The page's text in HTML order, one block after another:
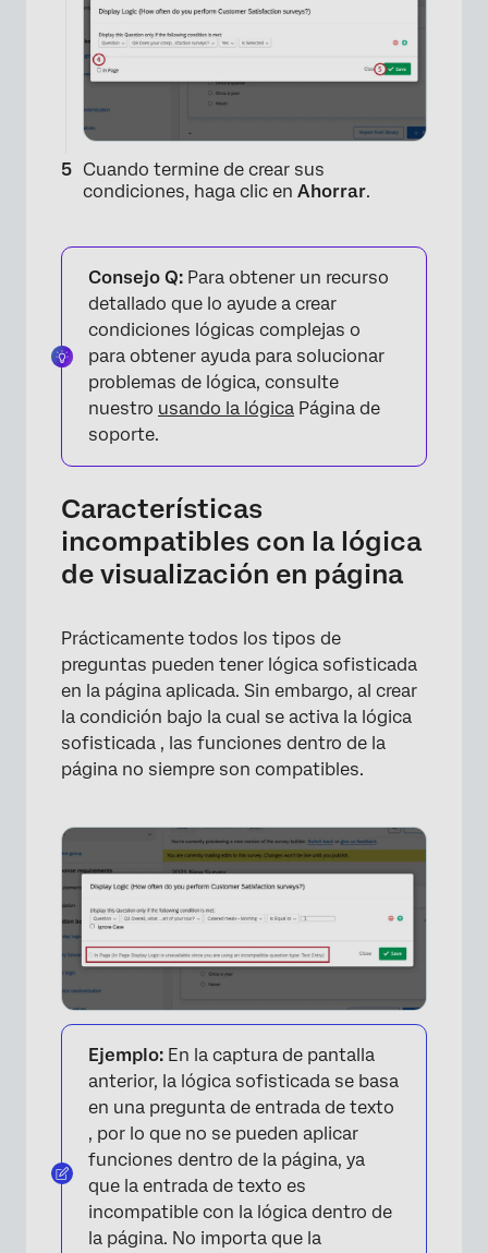
×
Cuando termine de crear sus
condiciones, haga clic en Ahorrar.
Consejo Q: Para obtener un recurso
detallado que lo ayude a crear
condiciones lógicas complejas o
para obtener ayuda para solucionar
problemas de lógica, consulte
nuestro usando la lógica Página de
soporte.
Características
incompatibles con la lógica
de visualización en página
Prácticamente todos los tipos de
preguntas pueden tener lógica sofisticada
en la página aplicada. Sin embargo, al crear
la condición bajo la cual se activa la lógica
sofisticada , las funciones dentro de la
página no siempre son compatibles.
Ejemplo: En la captura de pantalla
anterior, la lógica sofisticada se basa
en una pregunta de entrada de texto
, por lo que no se pueden aplicar
funciones dentro de la página, ya
que la entrada de texto es
incompatible con la lógica dentro de
la página. No importa que la